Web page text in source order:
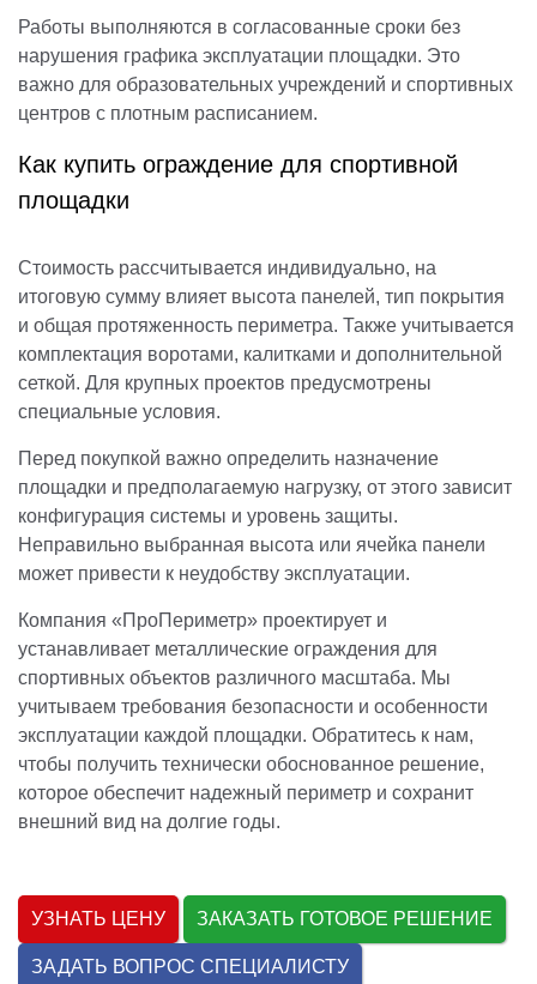
Работы выполняются в согласованные сроки без
нарушения графика эксплуатации площадки. Это
важно для образовательных учреждений и спортивных
центров с плотным расписанием.
Как купить ограждение для спортивной
площадки
Стоимость рассчитывается индивидуально, на
итоговую сумму влияет высота панелей, тип покрытия
и общая протяженность периметра. Также учитывается
комплектация воротами, калитками и дополнительной
сеткой. Для крупных проектов предусмотрены
специальные условия.
Перед покупкой важно определить назначение
площадки и предполагаемую нагрузку, от этого зависит
конфигурация системы и уровень защиты.
Неправильно выбранная высота или ячейка панели
может привести к неудобству эксплуатации.
Компания «ПроПериметр» проектирует и
устанавливает металлические ограждения для
спортивных объектов различного масштаба. Мы
учитываем требования безопасности и особенности
эксплуатации каждой площадки. Обратитесь к нам,
чтобы получить технически обоснованное решение,
которое обеспечит надежный периметр и сохранит
внешний вид на долгие годы.
УЗНАТЬ ЦЕНУ ЗАКАЗАТЬ ГОТОВОЕ РЕШЕНИЕ
ЗАДАТЬ ВОПРОС СПЕЦИАЛИСТУ